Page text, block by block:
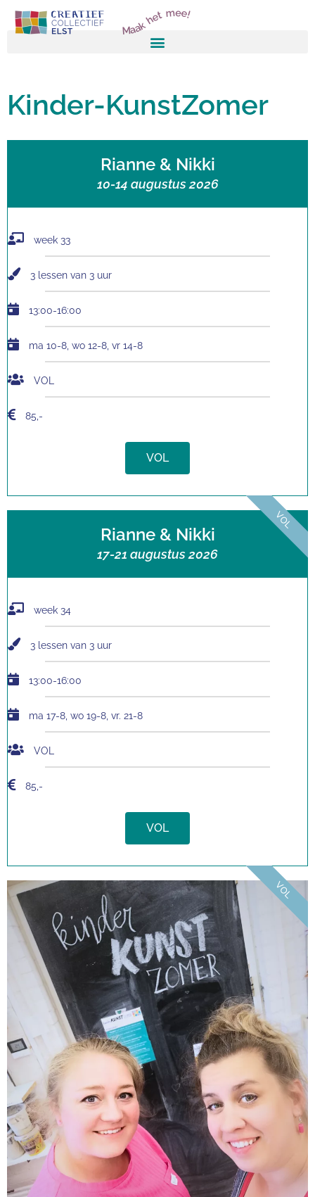
Maak het mee!
Kinder-KunstZomer
Rianne & Nikki
10-14 augustus 2026
week 33
3 lessen van 3 uur
13:00-16:00
ma 10-8, wo 12-8, vr 14-8
VOL
85,-
VOL
VOL
Rianne & Nikki
17-21 augustus 2026
week 34
3 lessen van 3 uur
13:00-16:00
ma 17-8, wo 19-8, vr. 21-8
VOL
85,-
VOL
VOL